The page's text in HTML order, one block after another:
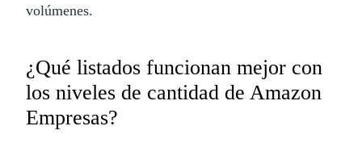
volúmenes.
¿Qué listados funcionan mejor con
los niveles de cantidad de Amazon
Empresas?